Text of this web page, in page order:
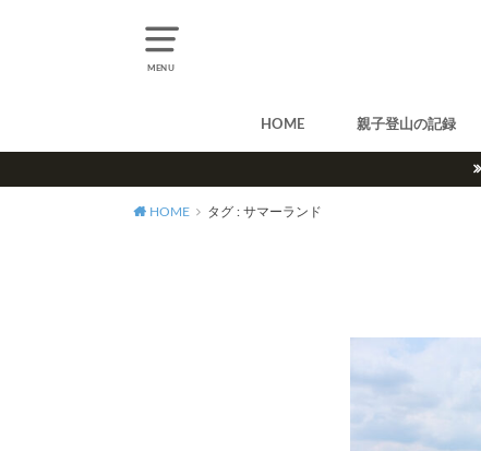
MENU
HOME 親子登山の記録
HOME タグ : サマーランド